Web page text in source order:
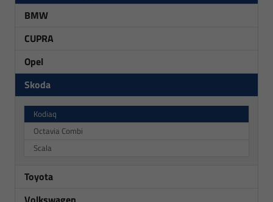
BMW
CUPRA
Opel
Skoda
Kodiaq
Octavia Combi
Scala
Toyota